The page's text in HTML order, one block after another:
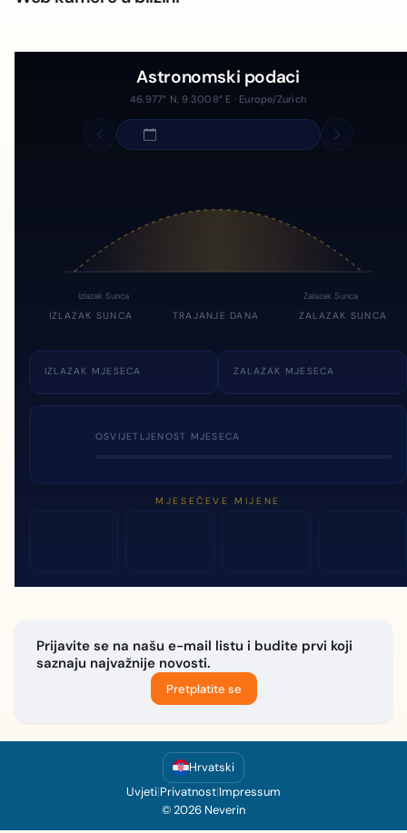
Astronomski podaci
46.977° N, 9.3008° E · Europe/Zurich
Izlazak Sunca Zalazak Sunca
IZLAZAK SUNCA TRAJANJE DANA ZALAZAK SUNCA
IZLAZAK MJESECA ZALAZAK MJESECA
OSVIJETLJENOST MJESECA
MJESEČEVE MIJENE
Prijavite se na našu e-mail listu i budite prvi koji
saznaju najvažnije novosti.
Pretplatite se
Hrvatski
Uvjeti|Privatnost|Impressum
© 2026 Neverin